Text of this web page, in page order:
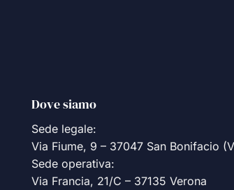
Dove siamo
Sede legale:
Via Fiume, 9 – 37047 San Bonifacio
Sede operativa:
Via Francia, 21/C – 37135 Verona